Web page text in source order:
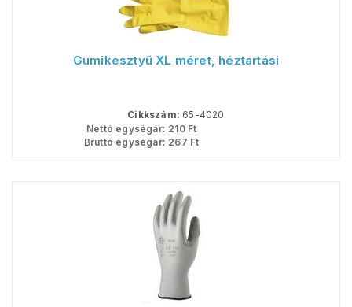
Gumikesztyű XL méret, héztartási
Cikkszám: 65-4020
Nettó egységár: 210Ft
Bruttó egységár: 267 Ft